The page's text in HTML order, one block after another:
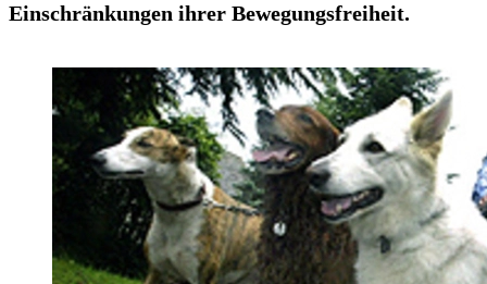
Einschränkungen ihrer Bewegungsfreiheit.